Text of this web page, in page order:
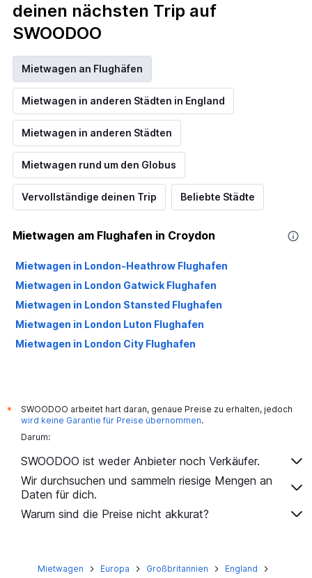
deinen nächsten Trip auf
SWOODOO
Mietwagen an Flughäfen
Mietwagen in anderen Städten in England
Mietwagen in anderen Städten
Mietwagen rund um den Globus
Vervollständige deinen Trip Beliebte Städte
Mietwagen am Flughafen in Croydon
Mietwagen in London-Heathrow Flughafen
Mietwagen in London Gatwick Flughafen
Mietwagen in London Stansted Flughafen
Mietwagen in London Luton Flughafen
Mietwagen in London City Flughafen
*
SWOODOO arbeitet hart daran, genaue Preise zu erhalten, jedoch
wird keine Garantie für Preise übernommen.
Darum:
SWOODOO ist weder Anbieter noch Verkäufer.
Wir durchsuchen und sammeln riesige Mengen an
Daten für dich.
Warum sind die Preise nicht akkurat?
Mietwagen Europa Großbritannien
England